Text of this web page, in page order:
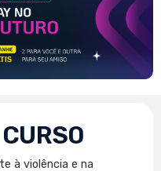
à violência e na